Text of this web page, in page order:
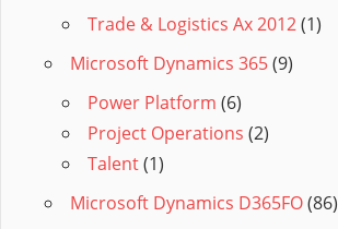
Trade & Logistics Ax 2012(1)
Microsoft Dynamics 365(9)
Power Platform (6)
Project Operations (2)
Talent(1)
Microsoft Dynamics D365FO(86)